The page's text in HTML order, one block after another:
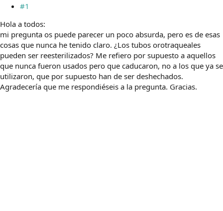
#1
Hola a todos:
mi pregunta os puede parecer un poco absurda, pero es de esas
cosas que nunca he tenido claro. ¿Los tubos orotraqueales
pueden ser reesterilizados? Me refiero por supuesto a aquellos
que nunca fueron usados pero que caducaron, no a los que ya se
utilizaron, que por supuesto han de ser deshechados.
Agradecería que me respondiéseis a la pregunta. Gracias.